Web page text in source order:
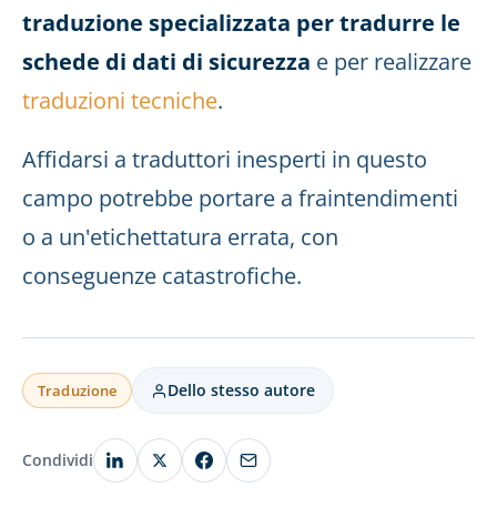
traduzione specializzata per tradurre le
schede di dati di sicurezza e per realizzare
traduzioni tecniche.
Affidarsi a traduttori inesperti in questo
campo potrebbe portare a fraintendimenti
o a un'etichettatura errata, con
conseguenze catastrofiche.
Traduzione Dello stesso autore
Condividi